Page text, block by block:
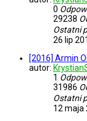
0
29238
Ostatni
26 lip
[2016] Armin
autor:
1
31986
Ostatni
12 maja